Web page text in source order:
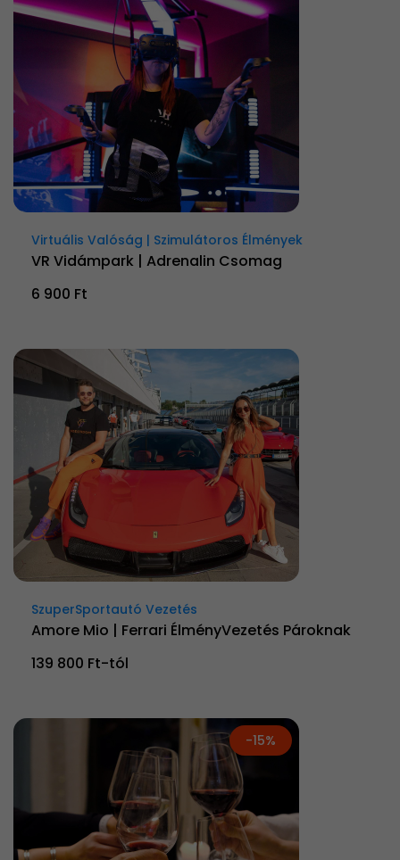
Virtuális Valóság | Szimulátoros Élmények
VR Vidámpark | Adrenalin Csomag
6 900 Ft
SzuperSportautó Vezetés
Amore Mio | Ferrari ÉlményVezetés Pároknak
139 800 Ft-tól
-15%